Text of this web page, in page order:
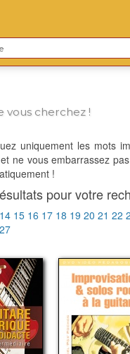
cherchez !
uniquement les mots
ne vous embarrassez
!
pour votre
14 15 16 17 18 19 20 21 22
27